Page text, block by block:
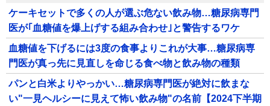
ケーキセットで多くの人が選ぶ危ない飲み物…糖尿病専門
医が｢血糖値を爆上げする組み合わせ｣と警告するワケ
血糖値を下げるには3度の食事よりこれが大事…糖尿病専
門医が真っ先に見直しを命じる食べ物と飲み物の種類
パンと白米よりやっかい…糖尿病専門医が絶対に飲まな
い"一見ヘルシーに見えて怖い飲み物"の名前【2024下半期